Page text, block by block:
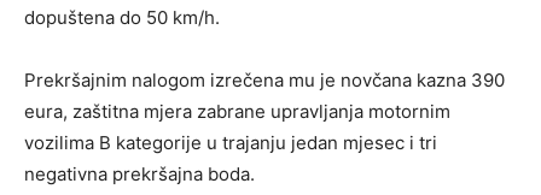
dopuštena do 50 km/h.
Prekršajnim nalogom izrečena mu je novčana kazna 390
eura, zaštitna mjera zabrane upravljanja motornim
vozilima B kategorije u trajanju jedan mjesec i tri
negativna prekršajna boda.